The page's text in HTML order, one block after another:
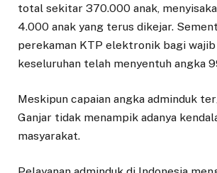
total sekitar 370.000 anak,
4.000 anak yang terus dikejar.
perekaman KTP elektronik bagi
keseluruhan telah menyentuh angka
​Meskipun capaian angka adminduk
Ganjar tidak menampik adanya
masyarakat.